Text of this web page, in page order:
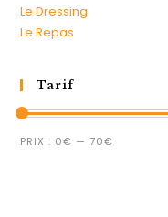
Le Dressing
Le Repas
Tarif
PRIX : 0€ — 70€